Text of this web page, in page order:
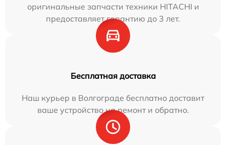
оригинальные запчасти техники HITACHI и
предоставляет гарантию до 3 лет.
Бесплатная доставка
Наш курьер в Волгограде бесплатно доставит
ваше устройство на ремонт и обратно.